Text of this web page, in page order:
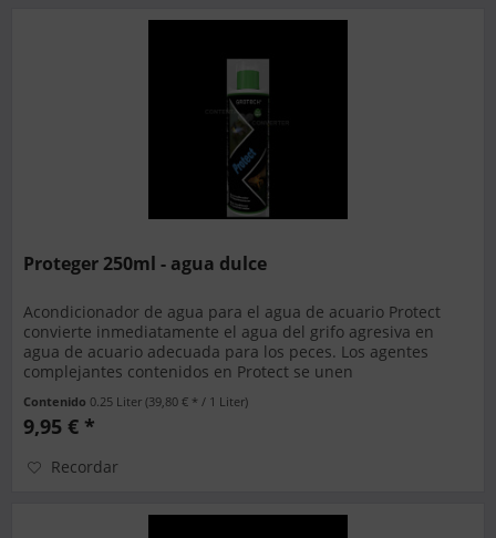
Proteger 250ml - agua dulce
Acondicionador de agua para el agua de acuario Protect
convierte inmediatamente el agua del grifo agresiva en
agua de acuario adecuada para los peces. Los agentes
complejantes contenidos en Protect se unen
Contenido 0.25 Liter(39,80 € * / 1 Liter)
9,95 € *
Recordar